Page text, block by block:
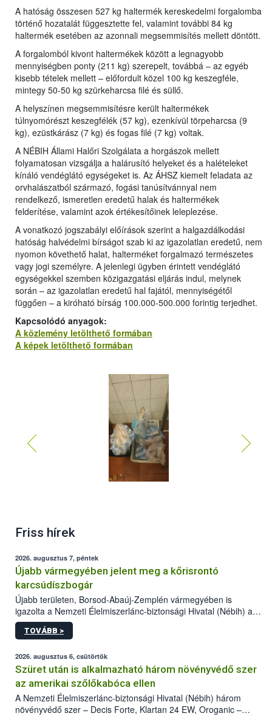
A hatóság összesen 527 kg haltermék kereskedelmi forgalomba
történő hozatalát függesztette fel, valamint további 84 kg
haltermék esetében az azonnali megsemmisítés mellett döntött.
A forgalomból kivont haltermékek között a legnagyobb
mennyiségben ponty (211 kg) szerepelt, továbbá – az egyéb
kisebb tételek mellett – előfordult közel 100 kg keszegféle,
mintegy 50-50 kg szürkeharcsa filé és süllő.
A helyszínen megsemmisítésre került haltermékek
túlnyomórészt keszegfélék (57 kg), ezenkívül törpeharcsa (9
kg), ezüstkárász (7 kg) és fogas filé (7 kg) voltak.
A NÉBIH Állami Halőri Szolgálata a horgászok mellett
folyamatosan vizsgálja a halárusító helyeket és a halételeket
kínáló vendéglátó egységeket is. Az ÁHSZ kiemelt feladata az
orvhalászatból származó, fogási tanúsítvánnyal nem
rendelkező, ismeretlen eredetű halak és haltermékek
felderítése, valamint azok értékesítőinek leleplezése.
A vonatkozó jogszabályi előírások szerint a halgazdálkodási
hatóság halvédelmi bírságot szab ki az igazolatlan eredetű, nem
nyomon követhető halat, halterméket forgalmazó természetes
vagy jogi személyre. A jelenlegi ügyben érintett vendéglátó
egységekkel szemben közigazgatási eljárás indul, melynek
során – az igazolatlan eredetű hal fajától, mennyiségétől
függően – a kiróható bírság 100.000-500.000 forintig terjedhet.
Kapcsolódó anyagok:
A közlemény letölthető formában
A képek letölthető formában
Friss hírek
2026. augusztus 7, péntek
Újabb vármegyében jelent meg a kőrisrontó
karcsúdíszbogár
Újabb területen, Borsod-Abaúj-Zemplén vármegyében is
igazolta a Nemzeti Élelmiszerlánc-biztonsági Hivatal (Nébih) a
kőrisrontó karcsúdíszbogár (Agrilus planipennis) jelenlétét. A
kártevőt nem csak színcsapdában találták meg, de már fertőzött
az intenzív felderítést, emellett az intézkedéseket a szlovák
hatósággal is összehangolják a terjedés megállítása érdekében.
TOVÁBB >
2026. augusztus 6, csütörtök
Szüret után is alkalmazható három növényvédő szer
az amerikai szőlőkabóca ellen
A Nemzeti Élelmiszerlánc-biztonsági Hivatal (Nébih) három
növényvédő szer – Decis Forte, Klartan 24 EW, Oroganic –